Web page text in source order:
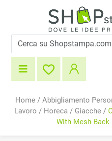
Home / Abbigliamento
Lavoro / Horeca/ Giacche/
With Mesh Back